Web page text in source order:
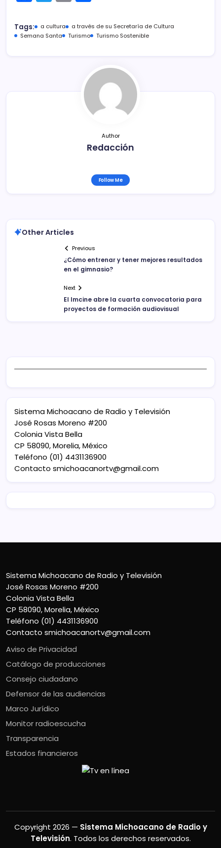
a
c
e
w
itt
er
m
ai
l
m
p
tir
Tags: a cultura
a través de su Secretaría de Cultura
Semana Santa
Turismo Turismo Sostenible
Author
Redacción
Follow Me
Other Articles
Previous
¿Cómo entrenar y tener mejores resultados
en el gimnasio?
Next
El Imcine abre la cuarta convocatoria para
proyectos de formación audiovisual
Sistema Michoacano de Radio y Televisión
José Rosas Moreno #200
Colonia Vista Bella
CP 58090, Morelia, México
Teléfono (01) 4431136900
Contacto smichoacanortv@gmail.com
Sistema Michoacano de Radio y Televisión
José Rosas Moreno #200
Colonia Vista Bella
CP 58090, Morelia, México
Teléfono (01) 4431136900
Contacto smichoacanortv@gmail.com
Aviso de Privacidad
Catálogo de producciones
Consejo ciudadano
Defensor de las audiencias
Marco Jurídico
Monitor radioescucha
Transparencia
Estados financieros
Copyright 2026 — Sistema Michoacano de Radio y
Televisión. Todos los derechos reservados.